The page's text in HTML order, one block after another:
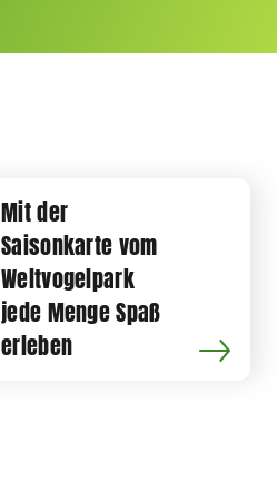
Mit der
Saisonkarte vom
Weltvogelpark
jede Menge Spaß
erleben